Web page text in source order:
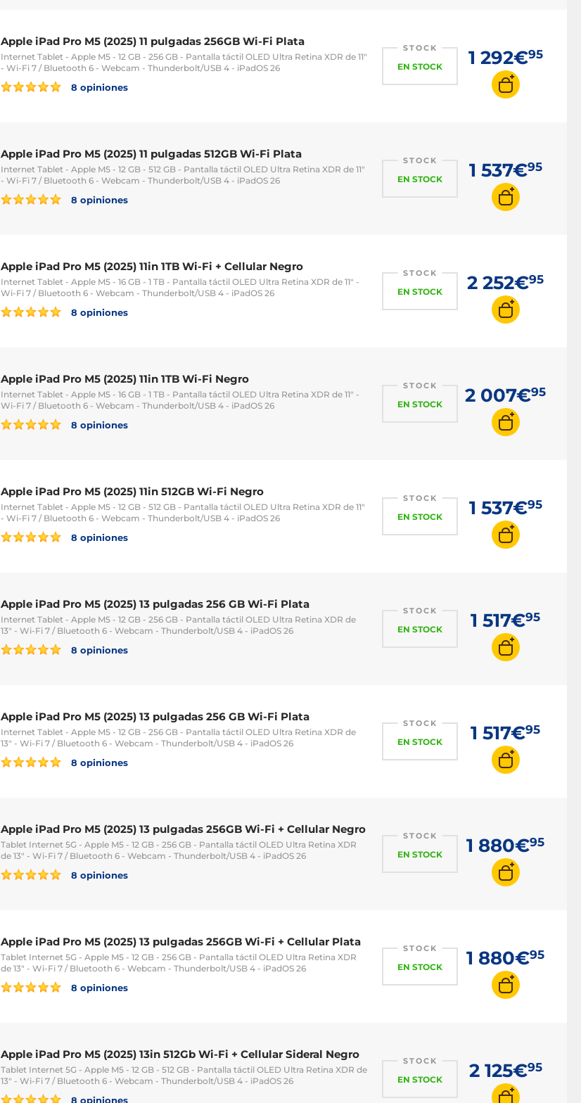
Apple iPad Pro M5 (2025) 11 pulgadas 256GB Wi-Fi Plata
Internet Tablet - Apple M5 - 12 GB - 256 GB - Pantalla táctil OLED Ultra Retina XDR de 11"
- Wi-Fi 7 / Bluetooth 6 - Webcam - Thunderbolt/USB 4 - iPadOS 26
8 opiniones
STOCK
EN STOCK 1 292€95
Apple iPad Pro M5 (2025) 11 pulgadas 512GB Wi-Fi Plata
Internet Tablet - Apple M5 - 12 GB - 512 GB - Pantalla táctil OLED Ultra Retina XDR de 11"
- Wi-Fi 7 / Bluetooth 6 - Webcam - Thunderbolt/USB 4 - iPadOS 26
8 opiniones
STOCK
EN STOCK 1 537€95
Apple iPad Pro M5 (2025) 11in 1TB Wi-Fi + Cellular Negro
Internet Tablet - Apple M5 - 16 GB - 1 TB - Pantalla táctil OLED Ultra Retina XDR de 11" -
Wi-Fi 7 / Bluetooth 6 - Webcam - Thunderbolt/USB 4 - iPadOS 26
8 opiniones
STOCK
EN STOCK 2 252€95
Apple iPad Pro M5 (2025) 11in 1TB Wi-Fi Negro
Internet Tablet - Apple M5 - 16 GB - 1 TB - Pantalla táctil OLED Ultra Retina XDR de 11" -
Wi-Fi 7 / Bluetooth 6 - Webcam - Thunderbolt/USB 4 - iPadOS 26
8 opiniones
STOCK
EN STOCK 2 007€95
Apple iPad Pro M5 (2025) 11in 512GB Wi-Fi Negro
Internet Tablet - Apple M5 - 12 GB - 512 GB - Pantalla táctil OLED Ultra Retina XDR de 11"
- Wi-Fi 7 / Bluetooth 6 - Webcam - Thunderbolt/USB 4 - iPadOS 26
8 opiniones
STOCK
EN STOCK 1 537€95
Apple iPad Pro M5 (2025) 13 pulgadas 256 GB Wi-Fi Plata
Internet Tablet - Apple M5 - 12 GB - 256 GB - Pantalla táctil OLED Ultra Retina XDR de
13" - Wi-Fi 7 / Bluetooth 6 - Webcam - Thunderbolt/USB 4 - iPadOS 26
8 opiniones
STOCK
EN STOCK 1 517€95
Apple iPad Pro M5 (2025) 13 pulgadas 256 GB Wi-Fi Plata
Internet Tablet - Apple M5 - 12 GB - 256 GB - Pantalla táctil OLED Ultra Retina XDR de
13" - Wi-Fi 7 / Bluetooth 6 - Webcam - Thunderbolt/USB 4 - iPadOS 26
8 opiniones
STOCK
EN STOCK 1 517€95
Apple iPad Pro M5 (2025) 13 pulgadas 256GB Wi-Fi + Cellular Negro
Tablet Internet 5G - Apple M5 - 12 GB - 256 GB - Pantalla táctil OLED Ultra Retina XDR
de 13" - Wi-Fi 7 / Bluetooth 6 - Webcam - Thunderbolt/USB 4 - iPadOS 26
8 opiniones
STOCK
EN STOCK 1 880€95
Apple iPad Pro M5 (2025) 13 pulgadas 256GB Wi-Fi + Cellular Plata
Tablet Internet 5G - Apple M5 - 12 GB - 256 GB - Pantalla táctil OLED Ultra Retina XDR
de 13" - Wi-Fi 7 / Bluetooth 6 - Webcam - Thunderbolt/USB 4 - iPadOS 26
8 opiniones
STOCK
EN STOCK 1 880€95
Apple iPad Pro M5 (2025) 13in 512Gb Wi-Fi + Cellular Sideral Negro
Tablet Internet 5G - Apple M5 - 12 GB - 512 GB - Pantalla táctil OLED Ultra Retina XDR de
13" - Wi-Fi 7 / Bluetooth 6 - Webcam - Thunderbolt/USB 4 - iPadOS 26
8 opiniones
STOCK
EN STOCK 2 125€95